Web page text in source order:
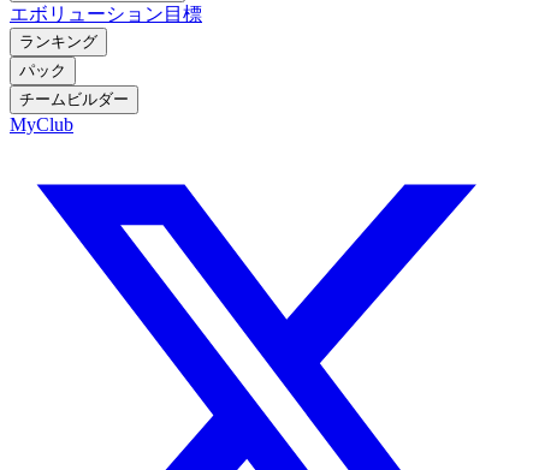
エボリューション 目標
ランキング
パック
チームビルダー
MyClub